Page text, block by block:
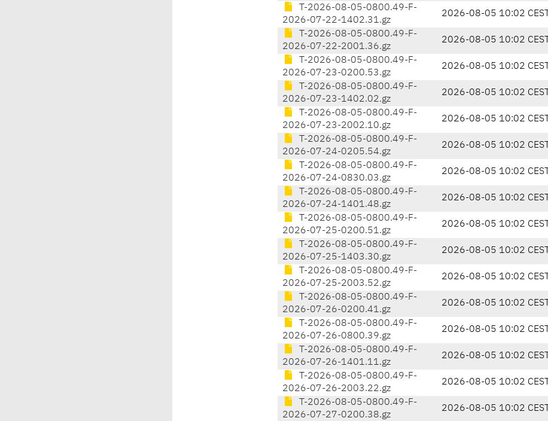
T-2026-08-05-0800.49-F-
2026-07-22-1402.31.gz
2026-08-05 10:02 CEST
T-2026-08-05-0800.49-F-
2026-07-22-2001.36.gz
2026-08-05 10:02 CEST
T-2026-08-05-0800.49-F-
2026-07-23-0200.53.gz
2026-08-05 10:02 CEST
T-2026-08-05-0800.49-F-
2026-07-23-1402.02.gz
2026-08-05 10:02 CEST
T-2026-08-05-0800.49-F-
2026-07-23-2002.10.gz
2026-08-05 10:02 CEST
T-2026-08-05-0800.49-F-
2026-07-24-0205.54.gz
2026-08-05 10:02 CEST
T-2026-08-05-0800.49-F-
2026-07-24-0830.03.gz
2026-08-05 10:02 CEST
T-2026-08-05-0800.49-F-
2026-07-24-1401.48.gz
2026-08-05 10:02 CEST
T-2026-08-05-0800.49-F-
2026-07-25-0200.51.gz
2026-08-05 10:02 CEST
T-2026-08-05-0800.49-F-
2026-07-25-1403.30.gz
2026-08-05 10:02 CEST
T-2026-08-05-0800.49-F-
2026-07-25-2003.52.gz
2026-08-05 10:02 CEST
T-2026-08-05-0800.49-F-
2026-07-26-0200.41.gz
2026-08-05 10:02 CEST
T-2026-08-05-0800.49-F-
2026-07-26-0800.39.gz
2026-08-05 10:02 CEST
T-2026-08-05-0800.49-F-
2026-07-26-1401.11.gz
2026-08-05 10:02 CEST
T-2026-08-05-0800.49-F-
2026-07-26-2003.22.gz
2026-08-05 10:02 CEST
T-2026-08-05-0800.49-F-
2026-07-27-0200.38.gz
2026-08-05 10:02 CEST